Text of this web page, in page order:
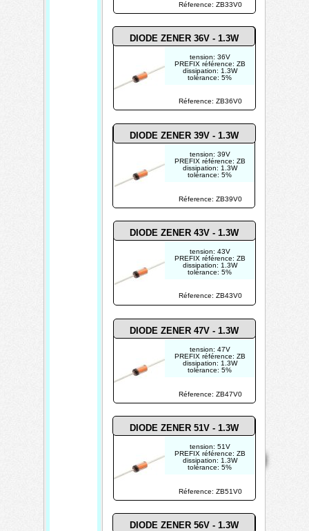
Copyright 2026
Mis à jour le
08/08/2026
Créé par
TECHTRONIK
Contact
Home
Réference: ZB33V0
Réference: ZB36V0
Réference: ZB39V0
Réference: ZB43V0
Réference: ZB51V0
Réference: ZB47V0
DIODE ZENER 36V - 1.3W
DIODE ZENER 43V - 1.3W
DIODE ZENER 39V - 1.3W
DIODE ZENER 51V - 1.3W
DIODE ZENER 47V - 1.3W
DIODE ZENER 56V - 1.3W
tension: 36V
PREFIX référence: ZB
dissipation: 1.3W
tolérance: 5%
tension: 43V
PREFIX référence: ZB
dissipation: 1.3W
tolérance: 5%
tension: 39V
PREFIX référence: ZB
dissipation: 1.3W
tolérance: 5%
tension: 47V
PREFIX référence: ZB
dissipation: 1.3W
tolérance: 5%
tension: 51V
PREFIX référence: ZB
dissipation: 1.3W
tolérance: 5%